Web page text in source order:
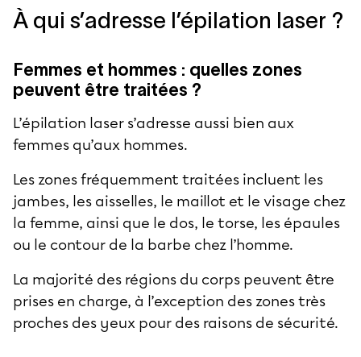
À qui s’adresse l’épilation laser ?
Femmes et hommes : quelles zones
peuvent être traitées ?
L’épilation laser s’adresse aussi bien aux
femmes qu’aux hommes.
Les zones fréquemment traitées incluent les
jambes, les aisselles, le maillot et le visage chez
la femme, ainsi que le dos, le torse, les épaules
ou le contour de la barbe chez l’homme.
La majorité des régions du corps peuvent être
prises en charge, à l’exception des zones très
proches des yeux pour des raisons de sécurité.